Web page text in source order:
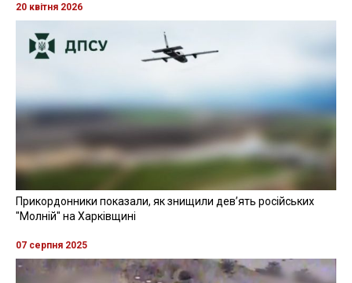
20 квітня 2026
Прикордонники показали, як знищили девʼять російських
"Молній" на Харківщині
07 серпня 2025